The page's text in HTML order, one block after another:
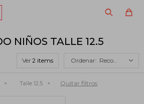
NIÑOS TALLE 12.5
Ver Recomendados
Talle 12.5 Quitar filtros